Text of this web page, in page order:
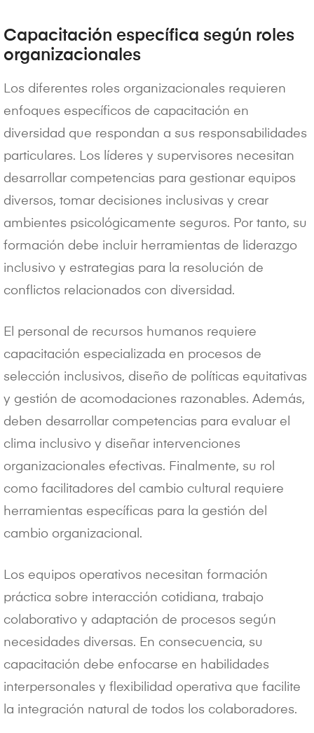
Capacitación específica según roles
organizacionales
Los diferentes roles organizacionales requieren
enfoques específicos de capacitación en
diversidad que respondan a sus responsabilidades
particulares. Los líderes y supervisores necesitan
desarrollar competencias para gestionar equipos
diversos, tomar decisiones inclusivas y crear
ambientes psicológicamente seguros. Por tanto, su
formación debe incluir herramientas de liderazgo
inclusivo y estrategias para la resolución de
conflictos relacionados con diversidad.
El personal de recursos humanos requiere
capacitación especializada en procesos de
selección inclusivos, diseño de políticas equitativas
y gestión de acomodaciones razonables. Además,
deben desarrollar competencias para evaluar el
clima inclusivo y diseñar intervenciones
organizacionales efectivas. Finalmente, su rol
como facilitadores del cambio cultural requiere
herramientas específicas para la gestión del
cambio organizacional.
Los equipos operativos necesitan formación
práctica sobre interacción cotidiana, trabajo
colaborativo y adaptación de procesos según
necesidades diversas. En consecuencia, su
capacitación debe enfocarse en habilidades
interpersonales y flexibilidad operativa que facilite
la integración natural de todos los colaboradores.